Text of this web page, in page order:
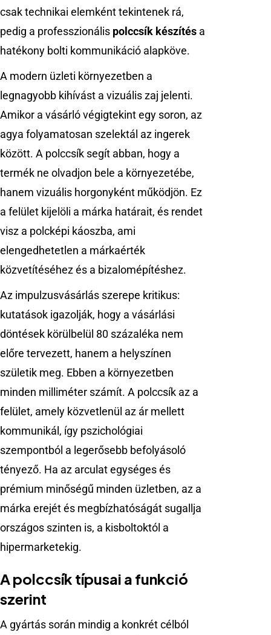
csak technikai elemként tekintenek rá,
pedig a professzionális polccsík készítés a
hatékony bolti kommunikáció alapköve.
A modern üzleti környezetben a
legnagyobb kihívást a vizuális zaj jelenti.
Amikor a vásárló végigtekint egy soron, az
agya folyamatosan szelektál az ingerek
között. A polccsík segít abban, hogy a
termék ne olvadjon bele a környezetébe,
hanem vizuális horgonyként működjön. Ez
a felület kijelöli a márka határait, és rendet
visz a polcképi káoszba, ami
elengedhetetlen a márkaérték
közvetítéséhez és a bizalomépítéshez.
Az impulzusvásárlás szerepe kritikus:
kutatások igazolják, hogy a vásárlási
döntések körülbelül 80 százaléka nem
előre tervezett, hanem a helyszínen
születik meg. Ebben a környezetben
minden milliméter számít. A polccsík az a
felület, amely közvetlenül az ár mellett
kommunikál, így pszichológiai
szempontból a legerősebb befolyásoló
tényező. Ha az arculat egységes és
prémium minőségű minden üzletben, az a
márka erejét és megbízhatóságát sugallja
országos szinten is, a kisboltoktól a
hipermarketekig.
A polccsík típusai a funkció
szerint
A gyártás során mindig a konkrét célból